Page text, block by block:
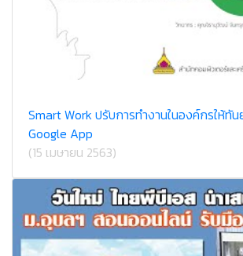
Smart Work ปรับการทำงานในองค์กรให้ทั
Google App
(15 เมษายน 2563)